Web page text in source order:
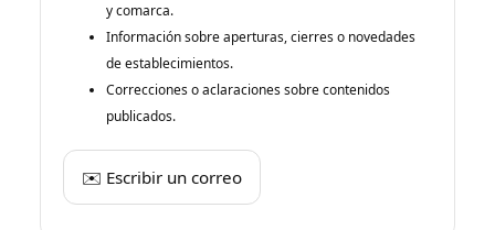
y comarca.
Información sobre aperturas, cierres o novedades
de establecimientos.
Correcciones o aclaraciones sobre contenidos
publicados.
✉️ Escribir un correo